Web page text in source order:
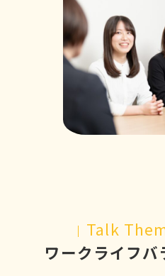
Talk
ワークライフバ